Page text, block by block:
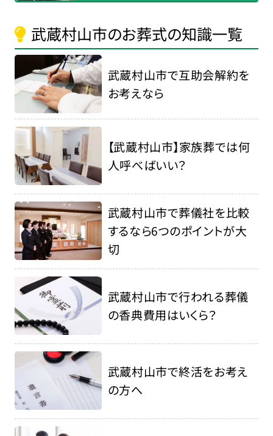
武蔵村山市のお葬式の知識一覧
武蔵村山市で互助会解約を
お考えなら
【武蔵村山市】家族葬では何
人呼べばいい？
武蔵村山市で葬儀社を比較
するなら6つのポイントが大
切
武蔵村山市で行われる葬儀
の香典費用はいくら？
武蔵村山市で終活をお考え
の方へ